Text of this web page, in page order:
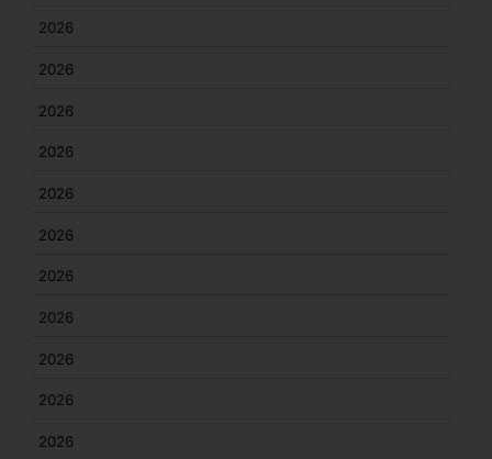
2026
2026
2026
2026
2026
2026
2026
2026
2026
2026
2026